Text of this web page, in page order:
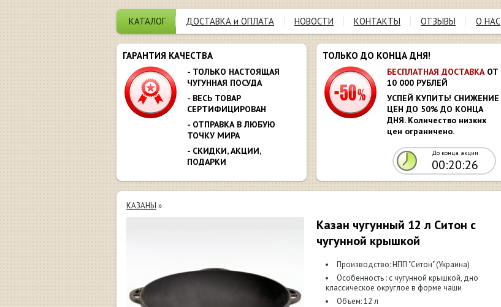
КАТАЛОГ ДОСТАВКА и ОПЛАТА НОВОСТИ КОНТАКТЫ ОТЗЫВЫ О НАС
ГАРАНТИЯ КАЧЕСТВА
- ТОЛЬКО НАСТОЯЩАЯ
ЧУГУННАЯ ПОСУДА
- ВЕСЬ ТОВАР
СЕРТИФИЦИРОВАН
- ОТПРАВКА В ЛЮБУЮ
ТОЧКУ МИРА
- СКИДКИ, АКЦИИ,
ПОДАРКИ
ТОЛЬКО ДО КОНЦА ДНЯ!
БЕСПЛАТНАЯ ДОСТАВКА ОТ
10 000 РУБЛЕЙ
УСПЕЙ КУПИТЬ! СНИЖЕНИЕ
ЦЕН ДО 50% ДО КОНЦА
ДНЯ. Количество низких
цен ограничено.
До конца акции
00:20:25
КАЗАНЫ »
Казан чугунный 12 л Ситон с
чугунной крышкой
Производство: НПП "Ситон" (Украина)
Особенность : с чугунной крышкой, дно
классическое округлое в форме чаши
Объем: 12 л